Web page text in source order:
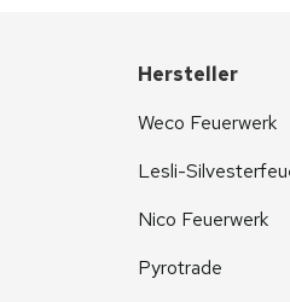
Hersteller
Weco Feuerwerk
Lesli-
Nico Feuerwerk
Pyrotrade